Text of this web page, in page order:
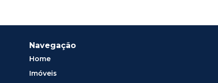
Navegação
Home
Imóveis